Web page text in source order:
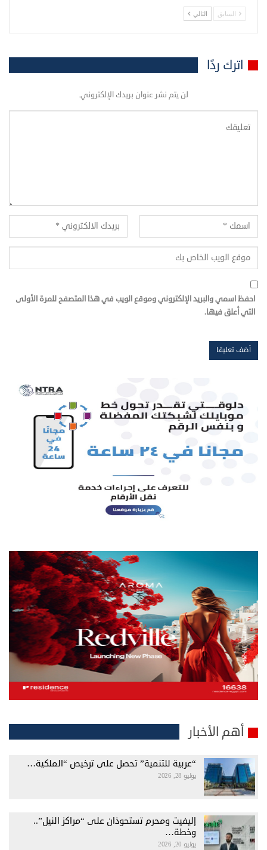
السابق التالي
اترك ردًا
لن يتم نشر عنوان بريدك الإلكتروني.
احفظ اسمي والبريد الإلكتروني وموقع الويب في هذا المتصفح للمرة الأولى
التي أعلق فيها.
أهم الأخبار
“عربية للتنمية” تحصل على ترخيص “الملكية…
يوليو 28, 2026
إليفيت ومحرم تستحوذان على “مراكز النيل”..
وخطة…
يوليو 20, 2026